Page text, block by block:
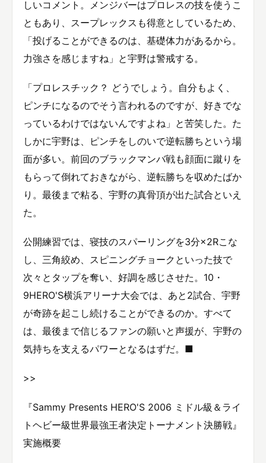
しいコメント。メンジバーはプロレスの技を使うこ
ともあり、スープレックスも得意としているため、
「投げることができるのは、基礎体力があるから。
力強さを感じますね」と宇野は警戒する。
「プロレスチック？ どうでしょう。自分もよく、
ピンチになるのでそう言われるのですが、好きでな
っているわけではないんですよね」と苦笑した。た
しかに宇野は、ピンチをしのいで逆転勝ちという場
面が多い。前回のブラックマンバ戦も顔面に蹴りを
もらって倒れておきながら、逆転勝ちを収めたばか
り。最後まで粘る、宇野の真骨頂が出た試合といえ
た。
公開練習では、寝技のスパーリングを3分×2Rこな
し、三角絞め、スピニングチョークといった技で
次々とタップを奪い、好調を感じさせた。10・
9HERO'S横浜アリーナ大会では、あと2試合、宇野
が奇跡を起こし続けることができるのか。すべて
は、最後まで信じるファンの願いと声援が、宇野の
気持ちを支えるパワーとなるはずだ。■
>>
『Sammy Presents HERO'S 2006 ミドル級＆ライ
トヘビー級世界最強王者決定トーナメント決勝戦』
実施概要